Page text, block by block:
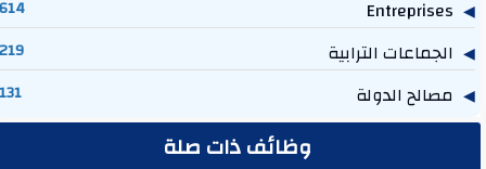
Entreprises
614
الجماعات الترابية 219
مصالح الدولة 131
وظائف ذات صلة